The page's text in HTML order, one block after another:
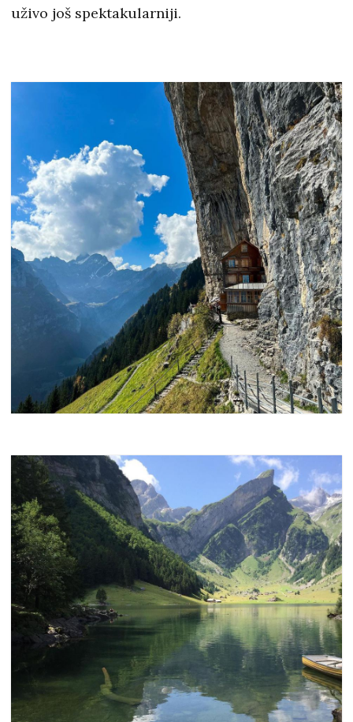
uživo još spektakularniji.